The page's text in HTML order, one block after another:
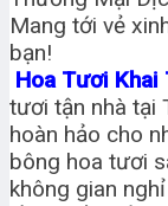
Mang tới vẻ
bạn!
Hoa Tươi
tươi tận nhà tại
hoàn hảo cho
bông hoa tươi
không gian